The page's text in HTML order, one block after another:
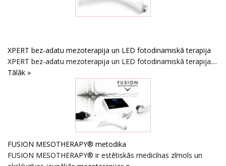
XPERT bez-adatu mezoterapija un LED fotodinamiskā terapija
XPERT bez-adatu mezoterapija un LED fotodinamiskā terapija....
Tālāk »
FUSION MESOTHERAPY® metodika
FUSION MESOTHERAPY® ir estētiskās medicīnas zīmols un